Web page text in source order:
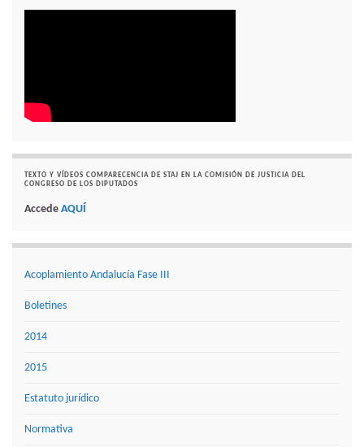
TEXTO Y VÍDEOS COMPARECENCIA DE STAJ EN LA COMISIÓN DE JUSTICIA DEL
CONGRESO DE LOS DIPUTADOS
Accede AQUÍ
Acoplamiento Andalucía Fase III
Boletines
2014
2015
Estatuto jurídico
Normativa